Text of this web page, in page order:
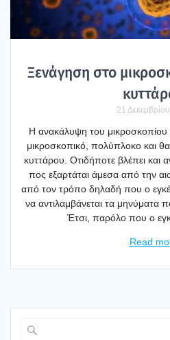
Ξενά­γη­ση στο
21
Η ανα­κά­λυ­ψη του μικρο­σκο­πί­ου
μικρο­σκο­πι­κό, πολύ­πλο­κο και
κυτ­τά­ρου. Οτι­δή­πο­τε βλέ­πει και
πος εξαρ­τά­ται άμε­σα από την
από τον τρό­πο δηλα­δή που ο
να αντι­λαμ­βά­νε­ται τα μηνύ­μα­τα
Έτσι, παρό­λο που ο
Read